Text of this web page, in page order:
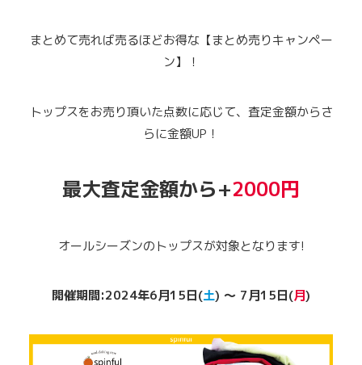
まとめて売れば売るほどお得な【まとめ売りキャンペー
ン】！
トップスをお売り頂いた点数に応じて、査定金額からさ
らに金額UP！
最大査定金額から+2000円
オールシーズンのトップスが対象となります!
開催期間:2024年6月15日(土) ～ 7月15日(月)